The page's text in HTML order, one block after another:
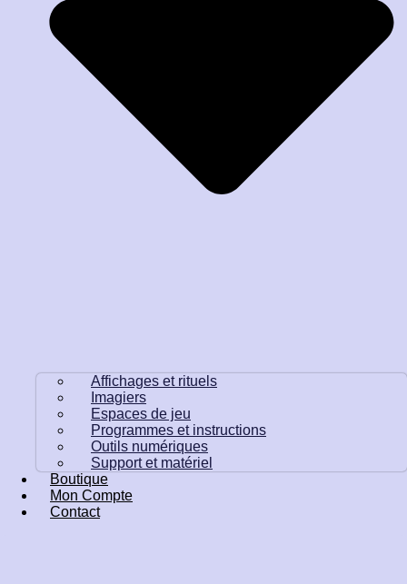
Affichages et rituels
Imagiers
Espaces de jeu
Programmes et instructions
Outils numériques
Support et matériel
Boutique
Mon Compte
Contact